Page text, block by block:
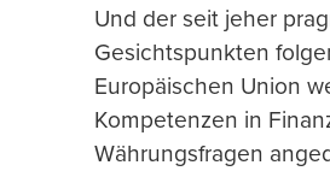
Und der seit jeher
Gesichtspunkten
Europäischen Union
Kompetenzen in
Währungsfragen